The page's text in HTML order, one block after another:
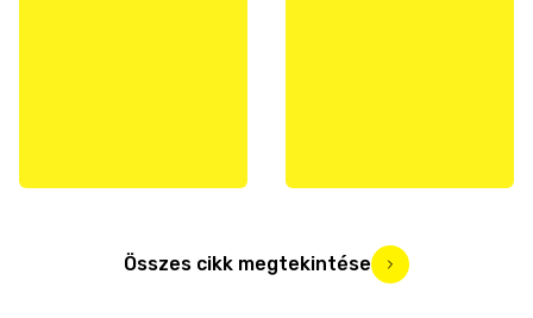
Összes cikk megtekintése